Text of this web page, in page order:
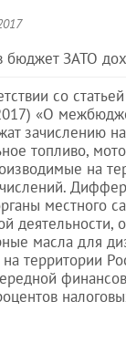
бюджет ЗАТО
со
«О
зачислению
топливо,
на
местного
деятельности,
масла для
территории